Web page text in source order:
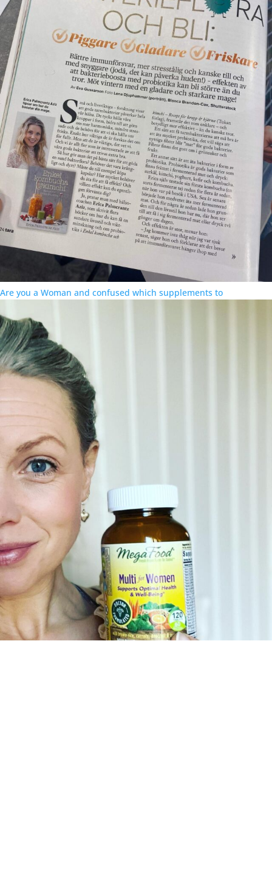
Are you a Woman and confused which supplements to